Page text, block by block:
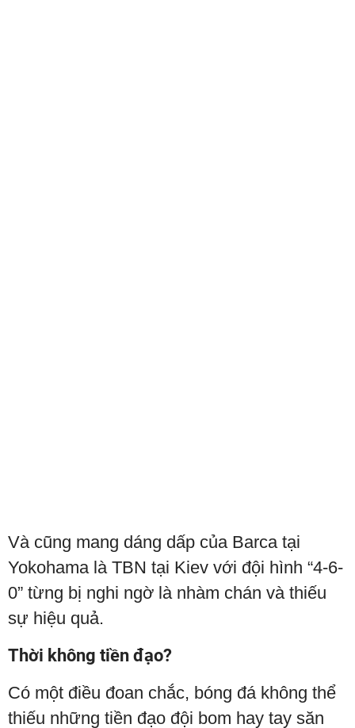
Và cũng mang dáng dấp của Barca tại
Yokohama là TBN tại Kiev với đội hình “4-6-
0” từng bị nghi ngờ là nhàm chán và thiếu
sự hiệu quả.
Thời không tiền đạo?
Có một điều đoan chắc, bóng đá không thể
thiếu những tiền đạo đội bom hay tay săn